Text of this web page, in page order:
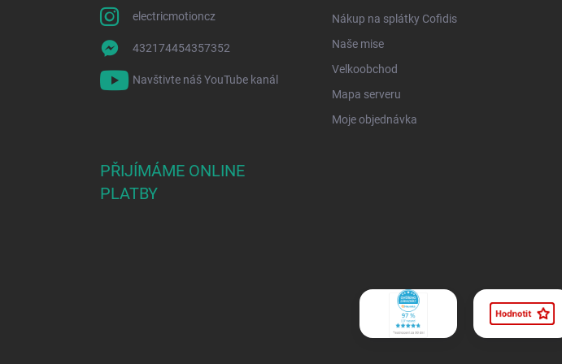
electricmotioncz
432174454357352
Navštivte náš YouTube kanál
Nákup na splátky Cofidis
Naše mise
Velkoobchod
Mapa serveru
Moje objednávka
PŘIJÍMÁME ONLINE
PLATBY